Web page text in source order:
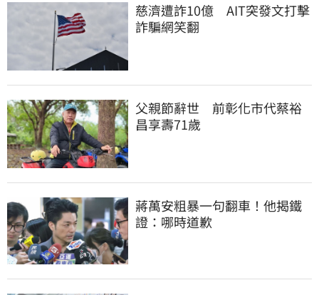
慈濟遭詐10億　AIT突發文打擊
詐騙網笑翻
父親節辭世　前彰化市代蔡裕
昌享壽71歲
蔣萬安粗暴一句翻車！他揭鐵
證：哪時道歉